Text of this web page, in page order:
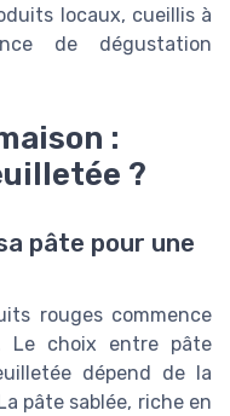
locaux, cueillis à
de dégustation
:
?
pâte pour une
rouges commence
Le choix entre pâte
dépend de la
pâte sablée, riche en